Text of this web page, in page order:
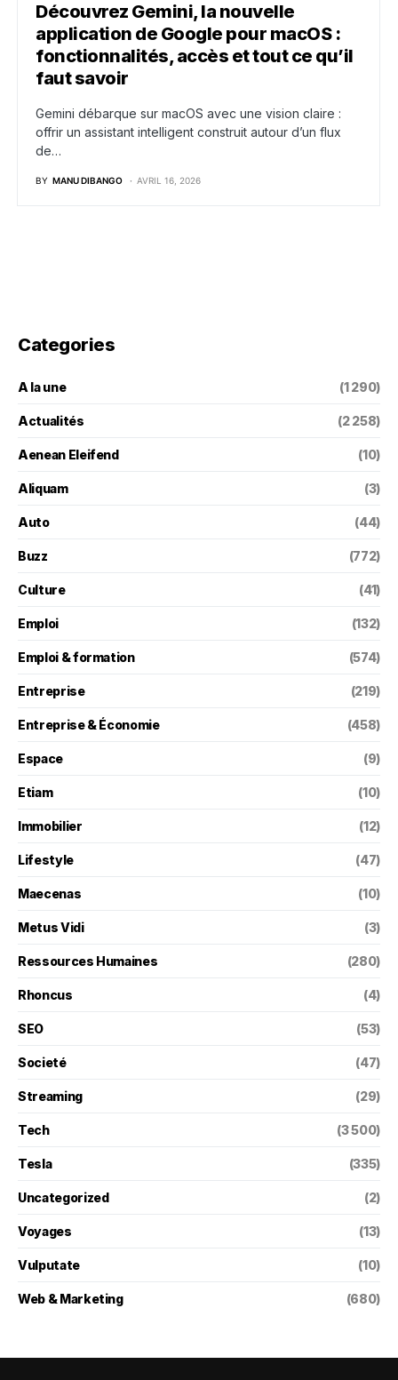
Découvrez Gemini, la nouvelle
application de Google pour macOS :
fonctionnalités, accès et tout ce qu’il
faut savoir
Gemini débarque sur macOS avec une vision claire :
offrir un assistant intelligent construit autour d’un flux
de…
BY MANU DIBANGO AVRIL 16, 2026
Categories
A la une (1 290)
Actualités (2 258)
Aenean Eleifend (10)
Aliquam (3)
Auto (44)
Buzz (772)
Culture (41)
Emploi (132)
Emploi & formation (574)
Entreprise (219)
Entreprise & Économie (458)
Espace (9)
Etiam (10)
Immobilier (12)
Lifestyle (47)
Maecenas (10)
Metus Vidi (3)
Ressources Humaines (280)
Rhoncus (4)
SEO (53)
Societé (47)
Streaming (29)
Tech (3 500)
Tesla (335)
Uncategorized (2)
Voyages (13)
Vulputate (10)
Web & Marketing (680)